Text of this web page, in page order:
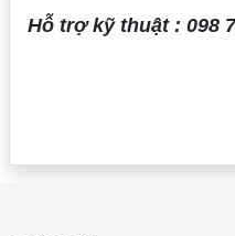
Hỗ trợ kỹ thuật : 098